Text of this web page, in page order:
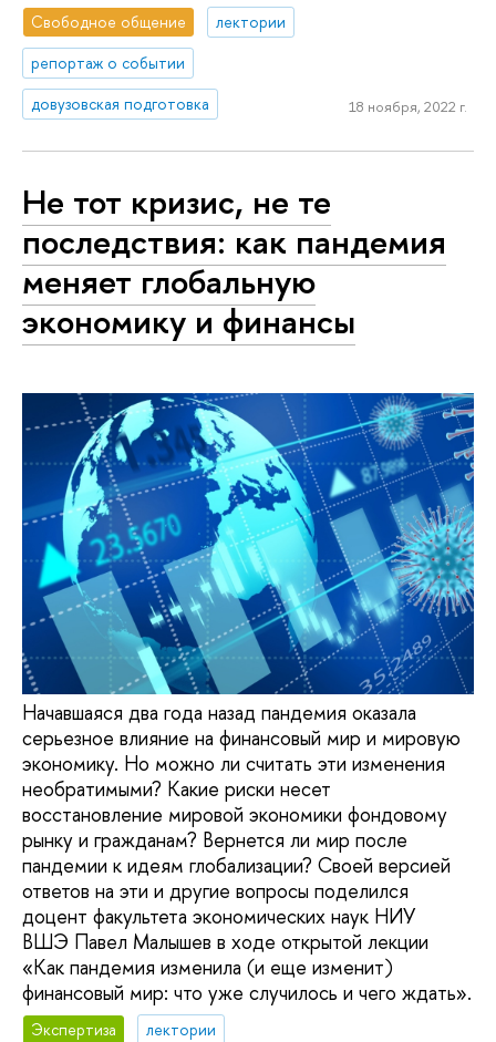
Свободное общение
лектории
репортаж о событии
довузовская подготовка
18 ноября, 2022 г.
Не тот кризис, не те
последствия: как пандемия
меняет глобальную
экономику и финансы
Начавшаяся два года назад пандемия оказала
серьезное влияние на финансовый мир и мировую
экономику. Но можно ли считать эти изменения
необратимыми? Какие риски несет
восстановление мировой экономики фондовому
рынку и гражданам? Вернется ли мир после
пандемии к идеям глобализации? Своей версией
ответов на эти и другие вопросы поделился
доцент факультета экономических наук НИУ
ВШЭ Павел Малышев в ходе открытой лекции
«Как пандемия изменила (и еще изменит)
финансовый мир: что уже случилось и чего ждать».
Экспертиза
лектории